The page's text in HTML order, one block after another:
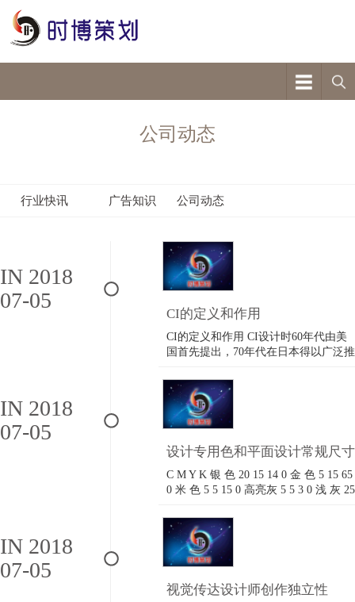
公司动态
行业快讯 广告知识 公司动态
IN 2018
07-05
CI的定义和作用
CI的定义和作用 CI设计时60年代由美
国首先提出，70年代在日本得以广泛推
形象化和系统管理的一种全新的概念。
其定义是：将企业经营理念于精神文
化，运用整体传达系统（特别是视觉传
达系统），传达给企业内部与大众，并
使其对……
IN 2018
07-05
设计专用色和平面设计常规尺寸
C M Y K 银 色 20 15 14 0 金 色 5 15 65
0 米 色 5 5 15 0 高亮灰 5 5 3 0 浅 灰 25
10 25 深紫红 85 95 10 0 海水色 60 0 25
0 柠檬黄 5 18 75 0 暗 红 20 100 80 5 橘
红 5 100 100 5 橙 色 5 50 100 0 深褐色
45 65 100 40 粉红色 5 40 5 0 平面设计
常用制作尺寸 名片 横版:90*55mm
8……
IN 2018
07-05
视觉传达设计师创作独立性